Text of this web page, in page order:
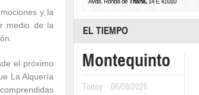
y la
medio de la
el próximo
La Alquería
EL TIEMPO
Montequinto
Today 06/08/2026